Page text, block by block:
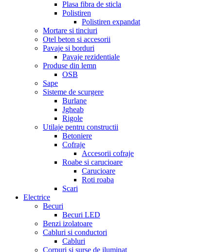
Plasa fibra de sticla
Polistiren
Polistiren expandat
Mortare si tinciuri
Otel beton si accesorii
Pavaje si borduri
Pavaje rezidentiale
Produse din lemn
OSB
Sape
Sisteme de scurgere
Burlane
Jgheab
Rigole
Utilaje pentru constructii
Betoniere
Cofraje
Accesorii cofraje
Roabe si carucioare
Carucioare
Roti roaba
Scari
Electrice
Becuri
Becuri LED
Benzi izolatoare
Cabluri si conductori
Cabluri
Corpuri si surse de iluminat